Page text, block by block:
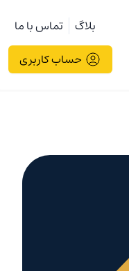
بلاگ
تماس با ما
حساب کاربری